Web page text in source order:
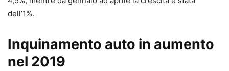
dell’1%.
Inquinamento auto in aumento
nel 2019